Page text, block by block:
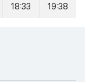
18:33 19:38